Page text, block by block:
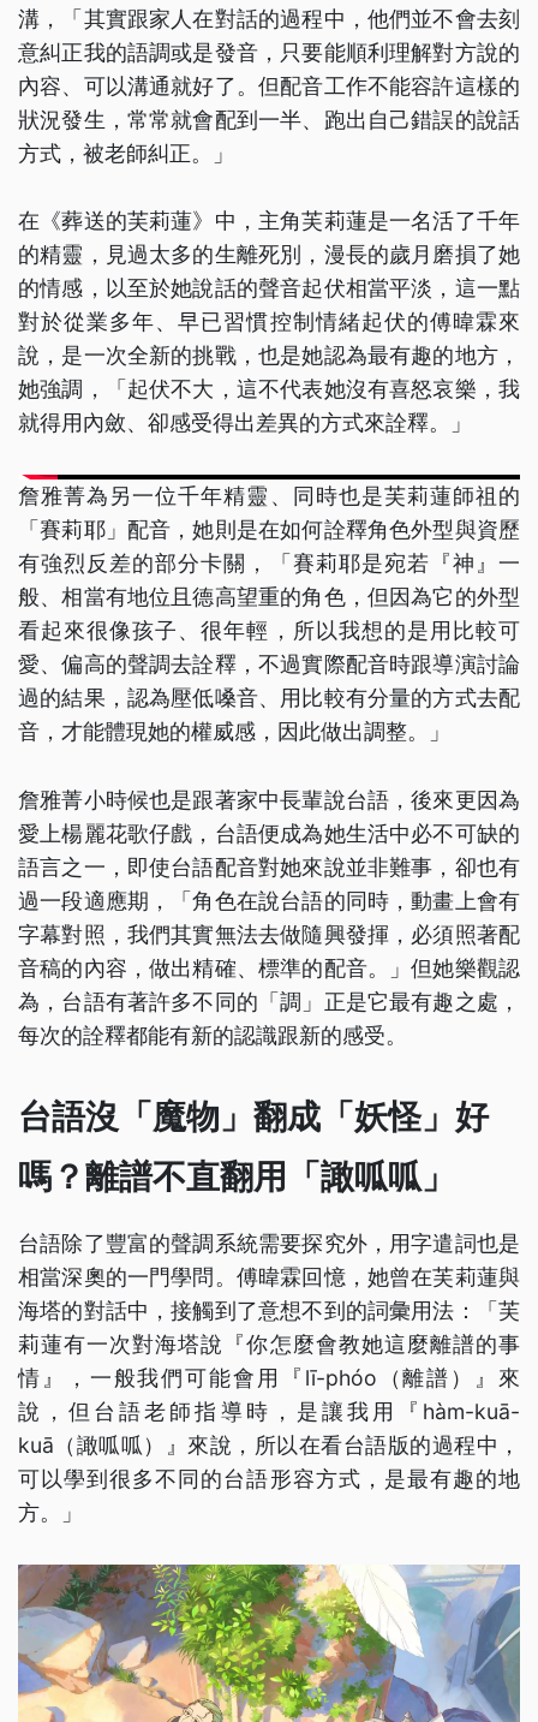
溝，「其實跟家人在對話的過程中，他們並不會去刻
意糾正我的語調或是發音，只要能順利理解對方說的
內容、可以溝通就好了。但配音工作不能容許這樣的
狀況發生，常常就會配到一半、跑出自己錯誤的說話
方式，被老師糾正。」
在《葬送的芙莉蓮》中，主角芙莉蓮是一名活了千年
的精靈，見過太多的生離死別，漫長的歲月磨損了她
的情感，以至於她說話的聲音起伏相當平淡，這一點
對於從業多年、早已習慣控制情緒起伏的傅暐霖來
說，是一次全新的挑戰，也是她認為最有趣的地方，
她強調，「起伏不大，這不代表她沒有喜怒哀樂，我
就得用內斂、卻感受得出差異的方式來詮釋。」
詹雅菁為另一位千年精靈、同時也是芙莉蓮師祖的
「賽莉耶」配音，她則是在如何詮釋角色外型與資歷
有強烈反差的部分卡關，「賽莉耶是宛若『神』一
般、相當有地位且德高望重的角色，但因為它的外型
看起來很像孩子、很年輕，所以我想的是用比較可
愛、偏高的聲調去詮釋，不過實際配音時跟導演討論
過的結果，認為壓低嗓音、用比較有分量的方式去配
音，才能體現她的權威感，因此做出調整。」
詹雅菁小時候也是跟著家中長輩說台語，後來更因為
愛上楊麗花歌仔戲，台語便成為她生活中必不可缺的
語言之一，即使台語配音對她來說並非難事，卻也有
過一段適應期，「角色在說台語的同時，動畫上會有
字幕對照，我們其實無法去做隨興發揮，必須照著配
音稿的內容，做出精確、標準的配音。」但她樂觀認
為，台語有著許多不同的「調」正是它最有趣之處，
每次的詮釋都能有新的認識跟新的感受。
台語沒「魔物」翻成「妖怪」好
嗎？離譜不直翻用「譀呱呱」
台語除了豐富的聲調系統需要探究外，用字遣詞也是
相當深奧的一門學問。傅暐霖回憶，她曾在芙莉蓮與
海塔的對話中，接觸到了意想不到的詞彙用法：「芙
莉蓮有一次對海塔說『你怎麼會教她這麼離譜的事
情』，一般我們可能會用『lī-phóo（離譜）』來
說，但台語老師指導時，是讓我用『hàm-kuā-
kuā（譀呱呱）』來說，所以在看台語版的過程中，
可以學到很多不同的台語形容方式，是最有趣的地
方。」